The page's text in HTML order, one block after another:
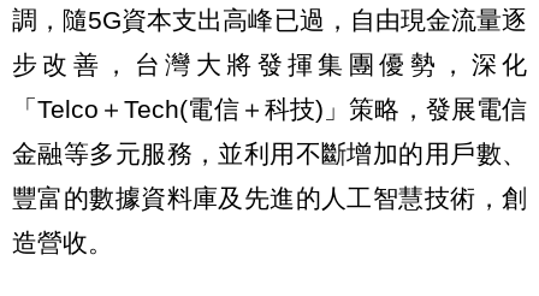
調，隨5G資本支出高峰已過，自由現金流量逐
步改善，台灣大將發揮集團優勢，深化
「Telco＋Tech(電信＋科技)」策略，發展電信
金融等多元服務，並利用不斷增加的用戶數、
豐富的數據資料庫及先進的人工智慧技術，創
造營收。